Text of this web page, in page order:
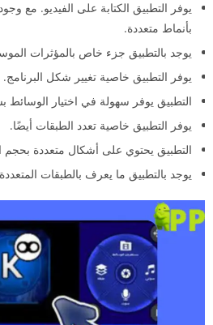
يوفر التطبيق الكتابة على الفيديو. مع
بأنماط متعددة.
يوجد بالتطبيق جزء خاص بالمؤثرات
يوفر التطبيق خاصية تغيير شكل البرنامج.
التطبيق يوفر سهولة في اختيار
يوفر التطبيق خاصية تعدد الطبقات أيضًا.
التطبيق يحتوي على أشكال متعددة بحجم
يوجد بالتطبيق ما يعرف بالطبقات